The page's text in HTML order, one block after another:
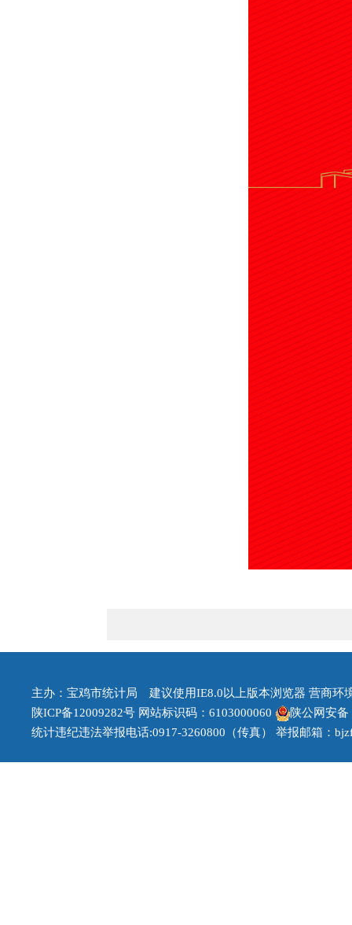
主办：宝鸡市统计局 建议使用IE8.0以上版本浏览器 营商环
陕ICP备12009282号 网站标识码：6103000060
陕公网安备
统计违纪违法举报电话:0917-3260800（传真） 举报邮箱：